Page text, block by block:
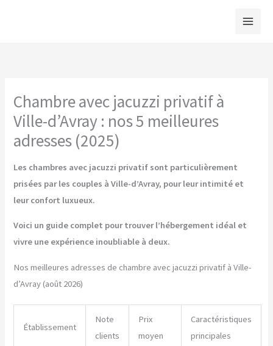
Chambre avec jacuzzi privatif à
Ville-d’Avray : nos 5 meilleures
adresses (2025)
Les chambres avec jacuzzi privatif sont particulièrement
prisées par les couples à Ville-d’Avray, pour leur intimité et
leur confort luxueux.
Voici un guide complet pour trouver l’hébergement idéal et
vivre une expérience inoubliable à deux.
Nos meilleures adresses de chambre avec jacuzzi privatif à Ville-
d’Avray (août 2026)
Établissement
Note
clients
Prix
moyen
Caractéristiques
principales